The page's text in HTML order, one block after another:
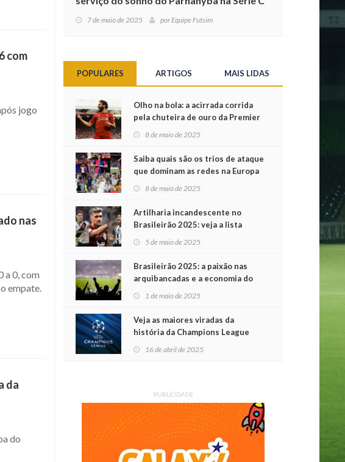
com
jogo
nas
a 0, com
empate.
da
do
7 de maio de 2025 porEquipe Futsim
POPULARES ARTIGOS MAIS LIDAS
Olho na bola: a acirrada corrida
pela chuteira de ouro da Premier
League
8 de maio de 2025
Saiba quais são os trios de ataque
que dominam as redes na Europa
8 de maio de 2025
Artilharia incandescente no
Brasileirão 2025: veja a lista
atualizada
5 de maio de 2025
Brasileirão 2025: a paixão nas
arquibancadas e a economia do
futebol na primeira rodada
1 de maio de 2025
Veja as maiores viradas da
história da Champions League
16 de abril de 2025
PUBLICIDADE